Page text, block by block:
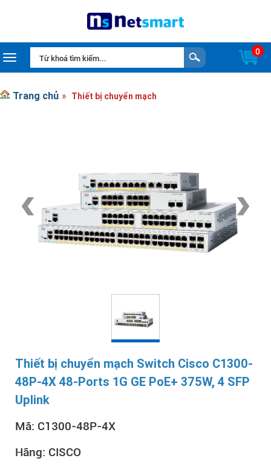
0
Toggle navigation
Trang chủ Thiết bị chuyển mạch
Thiết bị chuyển mạch Switch Cisco C1300-
48P-4X 48-Ports 1G GE PoE+ 375W, 4 SFP
Uplink
Mã: C1300-48P-4X
Hãng: CISCO